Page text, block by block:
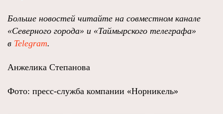
Больше новостей читайте на совместном канале
«Северного города» и «Таймырского телеграфа»
в Telegram.
Анжелика Степанова
Фото: пресс-служба компании «Норникель»